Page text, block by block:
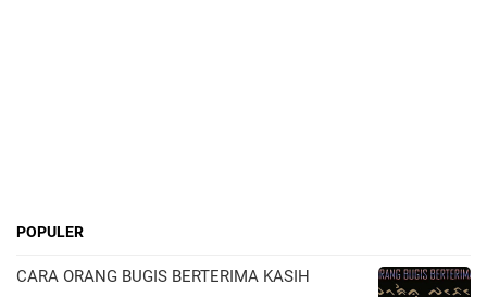
POPULER
CARA ORANG BUGIS BERTERIMA KASIH